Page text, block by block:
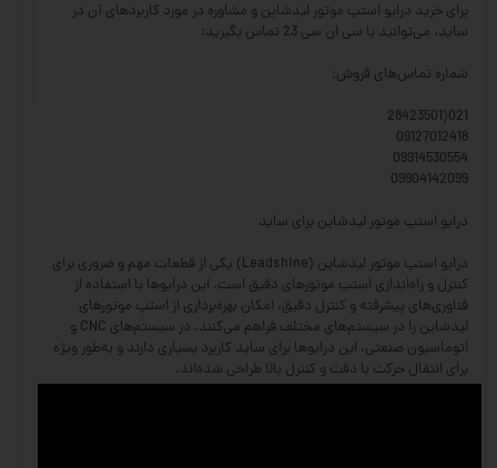
برای خرید درایو استپ موتور لیدشاین و مشاوره در مورد کاربردهای آن در
ساید، می‌توانید با سی ان سی 23 تماس بگیرید:
شماره تماس‌های فروش:
021(28423501
09127012418
09914530554
09904142099
درایو استپ موتور لیدشاین برای ساید
درایو استپ موتور لیدشاین (Leadshine) یکی از قطعات مهم و ضروری برای
کنترل و راه‌اندازی استپ موتورهای دقیق است. این درایوها با استفاده از
فناوری‌های پیشرفته و کنترل دقیق، امکان بهره‌برداری از استپ موتورهای
لیدشاین را در سیستم‌های مختلف فراهم می‌کنند. در سیستم‌های CNC و
اتوماسیون صنعتی، این درایوها برای ساید کاربرد بسیاری دارند و به‌طور ویژه
برای انتقال حرکت با دقت و کنترل بالا طراحی شده‌اند.